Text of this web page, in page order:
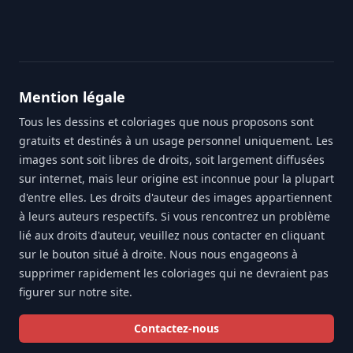
Mention légale
Tous les dessins et coloriages que nous proposons sont
gratuits et destinés à un usage personnel uniquement. Les
images sont soit libres de droits, soit largement diffusées
sur internet, mais leur origine est inconnue pour la plupart
d'entre elles. Les droits d'auteur des images appartiennent
à leurs auteurs respectifs. Si vous rencontrez un problème
lié aux droits d'auteur, veuillez nous contacter en cliquant
sur le bouton situé à droite. Nous nous engageons à
supprimer rapidement les coloriages qui ne devraient pas
figurer sur notre site.
Contactez-nous